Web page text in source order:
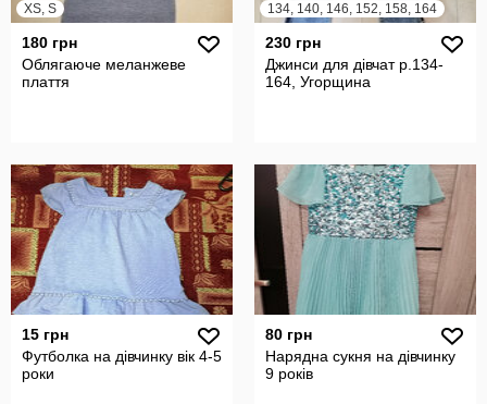
XS, S
180 грн
Облягаюче меланжеве
плаття
134, 140, 146, 152, 158, 164
230 грн
Джинси для дівчат р.134-
164, Угорщина
15 грн
Футболка на дівчинку вік 4-5
роки
80 грн
Нарядна сукня на дівчинку
9 років